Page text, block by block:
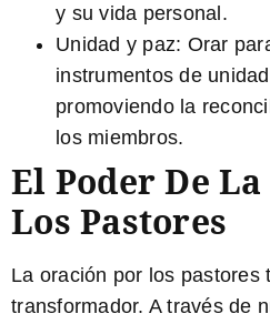
y su vida personal.
Unidad y paz: Orar
instrumentos de
promoviendo la
los miembros.
El Poder De
Los Pastores
La oración por los pastores
transformador. A través de